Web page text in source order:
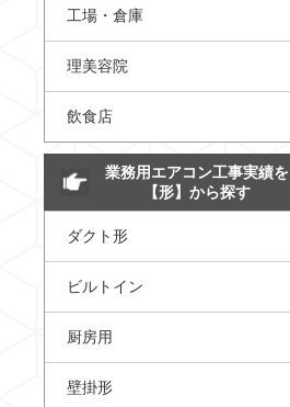
工場・倉庫
理美容院
飲食店
業務用エアコン工事実績を
【形】から探す
ダクト形
ビルトイン
厨房用
壁掛形